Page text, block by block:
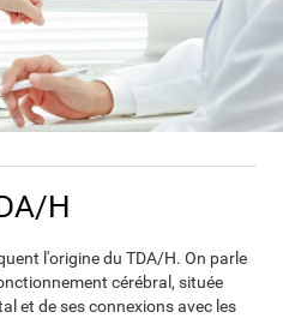
H
l'origine du TDA/H. On parle
cérébral, située
et de ses connexions avec les